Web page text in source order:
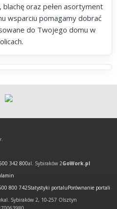
oraz pełen asortyment
wsparciu pomagamy dobrać
do Twojego domu w
342 800al. Sybiraków 2GoWork.pl
800 742Statystyki portaluPorównanie portali
al. Sybiraków 2, 10-257 Olsztyn